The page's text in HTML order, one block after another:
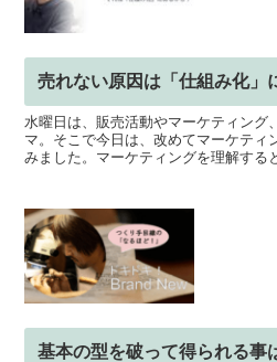
売れない原因は「仕組み化」
水曜日は、販売活動やマーケティング
マ。そこで今日は、改めてマーケティ
みました。マーケティングを理解する
基本の型を破って得られる事